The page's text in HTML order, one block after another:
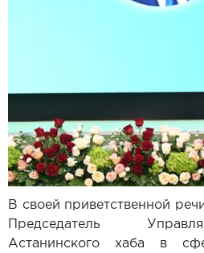
В своей приветственной
Председатель
Астанинского хаба в